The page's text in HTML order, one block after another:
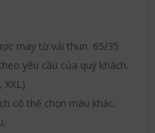
may từ vải thun 65/35
yêu cầu của quý khách.
XXL)
có thể chọn màu khác.